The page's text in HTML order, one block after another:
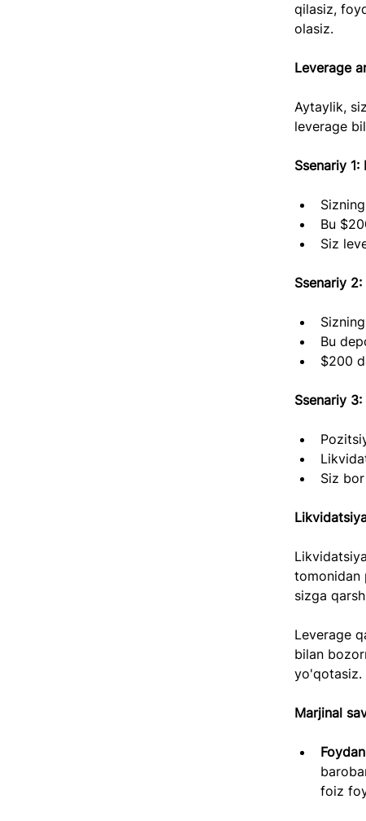
qilasiz,
olasiz.
Leverage
Aytaylik,
leverage
Ssenariy
Bu
Siz
Ssenariy
Bu
$200
Ssenariy
Siz
tomonidan
sizga
Leverage
bilan
yo'qotasiz.
Marjinal
foiz